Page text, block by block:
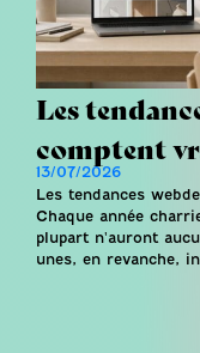
Les
comptent
13/07/2026
Les tendances
Chaque année
plupart n'auront
unes, en revanche,